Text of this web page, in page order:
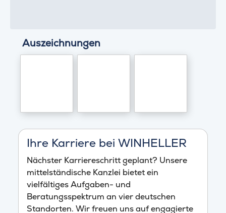
Auszeichnungen
Ihre Karriere bei WINHELLER
Nächster Karriereschritt geplant? Unsere
mittelständische Kanzlei bietet ein
vielfältiges Aufgaben- und
Beratungsspektrum an vier deutschen
Standorten. Wir freuen uns auf engagierte